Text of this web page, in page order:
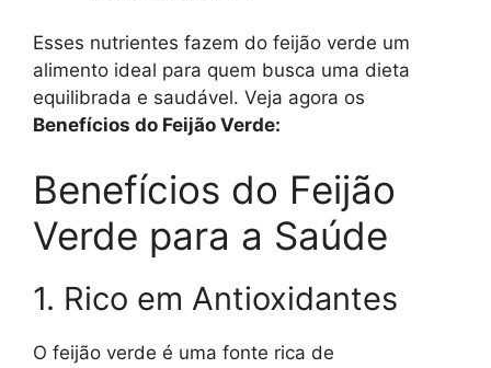
Esses nutrientes fazem do feijão verde um
alimento ideal para quem busca uma dieta
equilibrada e saudável. Veja agora os
Benefícios do Feijão Verde:
Benefícios do Feijão
Verde para a Saúde
1. Rico em Antioxidantes
O feijão verde é uma fonte rica de